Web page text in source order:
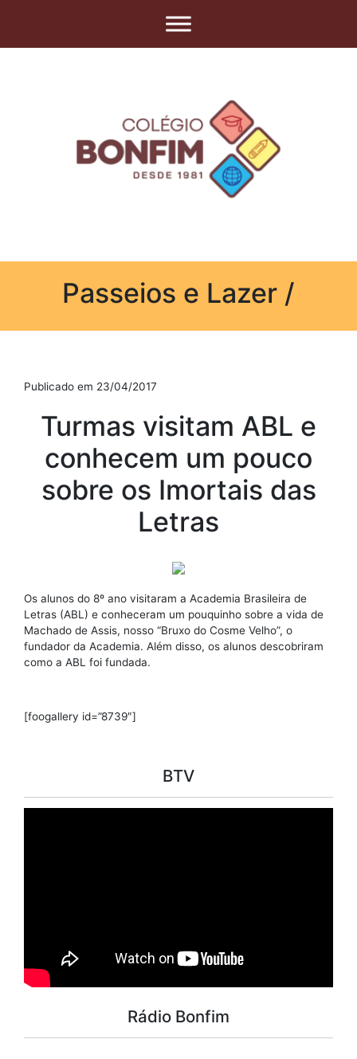
Passeios e Lazer /
Publicado em 23/04/2017
Turmas visitam ABL e
conhecem um pouco
sobre os Imortais das
Letras
Os alunos do 8º ano visitaram a Academia Brasileira de
Letras (ABL) e conheceram um pouquinho sobre a vida de
Machado de Assis, nosso “Bruxo do Cosme Velho”, o
fundador da Academia. Além disso, os alunos descobriram
como a ABL foi fundada.
[foogallery id=”8739″]
BTV
Rádio Bonfim